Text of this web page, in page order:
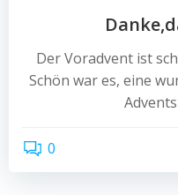
Der Voradvent ist
Schön war es, eine
0